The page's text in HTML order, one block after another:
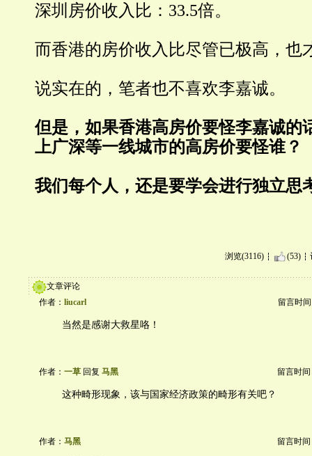
深圳房价收入比：33.5倍。
而香港的房价收入比尽管已极高，也
说实在的，笔者也不喜欢李嘉诚。
但是，如果香港高房价要怪李嘉诚的
上广深等一线城市的高房价要怪谁？
我们每个人，还是要学会进行独立思
浏览(3116) (53)
文章评论
作者： liucarl 留言时间
当然是感谢大救星咯！
作者： 一草 回复 马黑 留言时间
这种畸形现象，该与国家经济政策的畸形有关吧？
作者： 马黑 留言时间